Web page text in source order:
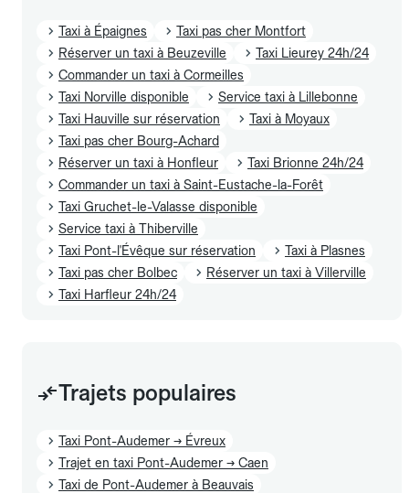
Taxi à Épaignes
Taxi pas cher Montfort
Réserver un taxi à Beuzeville
Taxi Lieurey 24h/24
Commander un taxi à Cormeilles
Taxi Norville disponible
Service taxi à Lillebonne
Taxi Hauville sur réservation
Taxi à Moyaux
Taxi pas cher Bourg-Achard
Réserver un taxi à Honfleur
Taxi Brionne 24h/24
Commander un taxi à Saint-Eustache-la-Forêt
Taxi Gruchet-le-Valasse disponible
Service taxi à Thiberville
Taxi Pont-l'Évêque sur réservation
Taxi à Plasnes
Taxi pas cher Bolbec
Réserver un taxi à Villerville
Taxi Harfleur 24h/24
Trajets populaires
Taxi Pont-Audemer → Évreux
Trajet en taxi Pont-Audemer → Caen
Taxi de Pont-Audemer à Beauvais